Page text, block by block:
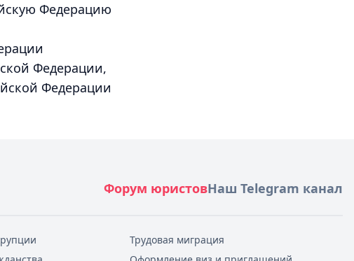
Федерацию
Федерации,
Федерации
Форум юристовНаш Telegram канал
Трудовая миграция